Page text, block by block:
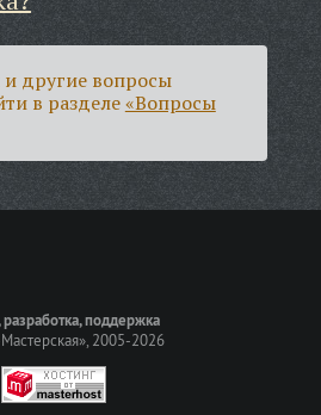
и другие вопросы
в разделе«Вопросы
поддержка
, 2005-2026